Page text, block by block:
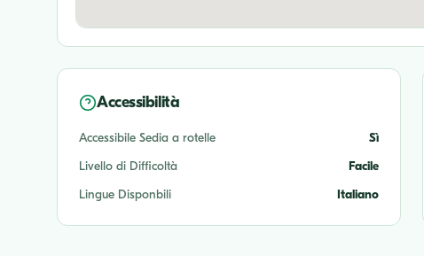
Accessibilità
Accessibile Sedia a rotelle
Sì
Livello di Difficoltà
Facile
Lingue Disponbili
Italiano